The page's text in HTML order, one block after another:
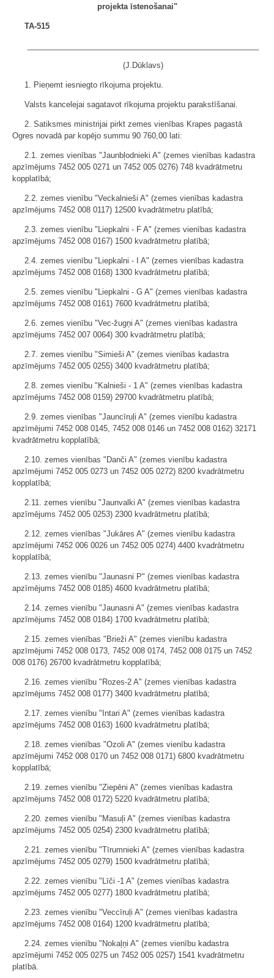
projekta īstenošanai"
TA-515
(J.Dūklavs)
1. Pieņemt iesniegto rīkojuma projektu.
Valsts kancelejai sagatavot rīkojuma projektu parakstīšanai.
2. Satiksmes ministrijai pirkt zemes vienības Krapes pagastā
Ogres novadā par kopējo summu 90 760,00 lati:
2.1. zemes vienības "Jaunbļodnieki A" (zemes vienības kadastra
apzīmējums 7452 005 0271 un 7452 005 0276) 748 kvadrātmetru
kopplatībā;
2.2. zemes vienību "Veckalnieši A" (zemes vienības kadastra
apzīmējums 7452 008 0117) 12500 kvadrātmetru platībā;
2.3. zemes vienību "Liepkalni - F A" (zemes vienības kadastra
apzīmējums 7452 008 0167) 1500 kvadrātmetru platībā;
2.4. zemes vienību "Liepkalni - I A" (zemes vienības kadastra
apzīmējums 7452 008 0168) 1300 kvadrātmetru platībā;
2.5. zemes vienību "Liepkalni - G A" (zemes vienības kadastra
apzīmējums 7452 008 0161) 7600 kvadrātmetru platībā;
2.6. zemes vienību "Vec-žugņi A" (zemes vienības kadastra
apzīmējums 7452 007 0064) 300 kvadrātmetru platībā;
2.7. zemes vienību "Simieši A" (zemes vienības kadastra
apzīmējums 7452 005 0255) 3400 kvadrātmetru platībā;
2.8. zemes vienību "Kalnieši - 1 A" (zemes vienības kadastra
apzīmējums 7452 008 0159) 29700 kvadrātmetru platībā;
2.9. zemes vienības "Jauncīruļi A" (zemes vienību kadastra
apzīmējumi 7452 008 0145, 7452 008 0146 un 7452 008 0162) 32171
kvadrātmetru kopplatībā;
2.10. zemes vienības "Danči A" (zemes vienību kadastra
apzīmējumi 7452 005 0273 un 7452 005 0272) 8200 kvadrātmetru
kopplatībā;
2.11. zemes vienību "Jaunvalki A" (zemes vienības kadastra
apzīmējums 7452 005 0253) 2300 kvadrātmetru platībā;
2.12. zemes vienības "Jukāres A" (zemes vienību kadastra
apzīmējumi 7452 006 0026 un 7452 005 0274) 4400 kvadrātmetru
kopplatībā;
2.13. zemes vienību "Jaunasni P" (zemes vienības kadastra
apzīmējums 7452 008 0185) 4600 kvadrātmetru platībā;
2.14. zemes vienību "Jaunasni A" (zemes vienības kadastra
apzīmējums 7452 008 0184) 1700 kvadrātmetru platībā;
2.15. zemes vienības "Brieži A" (zemes vienību kadastra
apzīmējumi 7452 008 0173, 7452 008 0174, 7452 008 0175 un 7452
008 0176) 26700 kvadrātmetru kopplatībā;
2.16. zemes vienību "Rozes-2 A" (zemes vienības kadastra
apzīmējums 7452 008 0177) 3400 kvadrātmetru platībā;
2.17. zemes vienību "Intari A" (zemes vienības kadastra
apzīmējums 7452 008 0163) 1600 kvadrātmetru platībā;
2.18. zemes vienības "Ozoli A" (zemes vienību kadastra
apzīmējumi 7452 008 0170 un 7452 008 0171) 6800 kvadrātmetru
kopplatībā;
2.19. zemes vienību "Ziepēni A" (zemes vienības kadastra
apzīmējums 7452 008 0172) 5220 kvadrātmetru platībā;
2.20. zemes vienību "Masuļi A" (zemes vienības kadastra
apzīmējums 7452 005 0254) 2300 kvadrātmetru platībā;
2.21. zemes vienību "Tīrumnieki A" (zemes vienības kadastra
apzīmējums 7452 005 0279) 1500 kvadrātmetru platībā;
2.22. zemes vienību "Līči -1 A" (zemes vienības kadastra
apzīmējums 7452 005 0277) 1800 kvadrātmetru platībā;
2.23. zemes vienību "Veccīruļi A" (zemes vienības kadastra
apzīmējums 7452 008 0164) 1200 kvadrātmetru platībā;
2.24. zemes vienību "Nokaļņi A" (zemes vienību kadastra
apzīmējumi 7452 005 0275 un 7452 005 0257) 1541 kvadrātmetru
platībā.